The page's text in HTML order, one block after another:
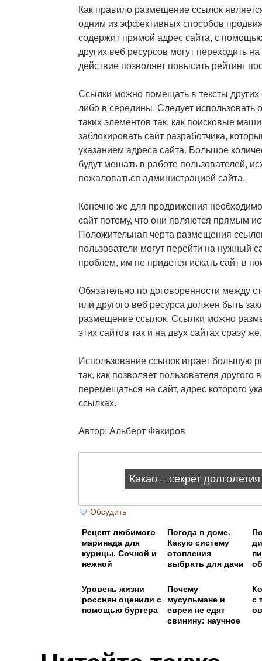
Как правило размещение ссылок
одним из эффективных способов
содержит прямой адрес сайта, с
других веб ресурсов могут переходить
действие позволяет повысить рейтинг
Ссылки можно помещать в тексты других
либо в середины. Следует использовать
таких элементов так, как поисковые
заблокировать сайт разработчика,
указанием адреса сайта. Большое
будут мешать в работе пользователей,
пожаловаться администрацией сайта.
Конечно же для продвижения
сайт потому, что они являются прямым
Положительная черта размещения
пользователи могут перейти на нужный
проблем, им не придется искать сайт в
Обязательно по договоренности между
или другого веб ресурса должен быть
размещение ссылок. Ссылки можно
этих сайтов так и на двух сайтах сразу же.
Использование ссылок играет большую
так, как позволяет пользователя другого
перемещаться на сайт, адрес которого
ссылках.
Автор: Альберт Факиров
Обсудить
Рецепт любимого
маринада для
курицы. Сочной и
нежной
грудка
Погода в доме.
Какую систему
отопления
выбрать для дачи
Уровень жизни
россиян оценили с
помощью бургера
Почему
мусульмане и
евреи не едят
свинину: научное
с